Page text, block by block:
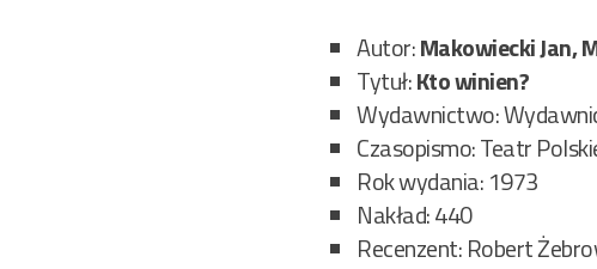
Autor:Makowiecki Jan,
Tytuł:Kto winien?
Wydawnictwo:
Czasopismo: Teatr
Rok wydania: 1973
Nakład: 440
Recenzent: Robert